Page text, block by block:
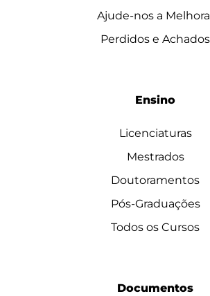
Ajude-nos a
Perdidos e Achados
Ensino
Licenciaturas
Mestrados
Doutoramentos
Pós-Graduações
Todos os Cursos
Documentos